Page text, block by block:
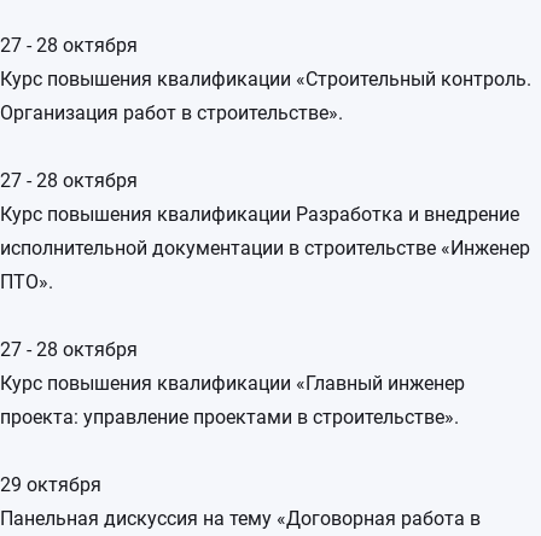
27 - 28 октября
Курс повышения квалификации «Строительный контроль.
Организация работ в строительстве».
27 - 28 октября
Курс повышения квалификации Разработка и внедрение
исполнительной документации в строительстве «Инженер
ПТО».
27 - 28 октября
Курс повышения квалификации «Главный инженер
проекта: управление проектами в строительстве».
29 октября
Панельная дискуссия на тему «Договорная работа в